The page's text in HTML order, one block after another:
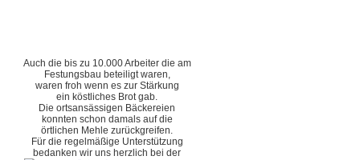
Auch die bis zu 10.000 Arbeiter die am
Festungsbau beteiligt waren,
waren froh wenn es zur Stärkung
ein köstliches Brot gab.
Die ortsansässigen Bäckereien
konnten schon damals auf die
örtlichen Mehle zurückgreifen.
Für die regelmäßige Unterstützung
bedanken wir uns herzlich bei der